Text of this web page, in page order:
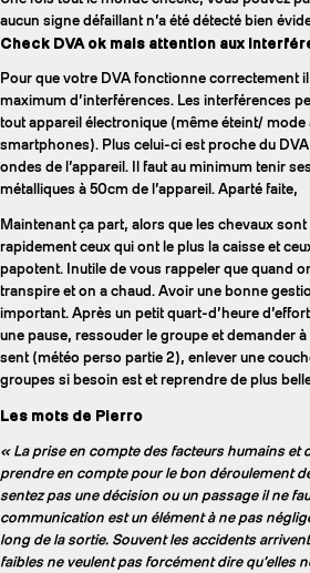
aucun signe défaillant n’a été détecté bien
Check DVA ok mais attention aux
Pour que votre DVA fonctionne correctement
maximum d’interférences. Les interférences
tout appareil électronique (même éteint/ mode
smartphones). Plus celui-ci est proche du
ondes de l’appareil. Il faut au minimum tenir
métalliques à 50cm de l’appareil. Aparté faite,
Maintenant ça part, alors que les chevaux
rapidement ceux qui ont le plus la caisse et
papotent. Inutile de vous rappeler que quand
transpire et on a chaud. Avoir une bonne
important. Après un petit quart-d’heure
une pause, ressouder le groupe et demander
sent (météo perso partie 2), enlever une
groupes si besoin est et reprendre de plus
Les mots de Pierro
« La prise en compte des facteurs humains et
prendre en compte pour le bon déroulement
sentez pas une décision ou un passage il ne
communication est un élément à ne pas
long de la sortie. Souvent les accidents
faibles ne veulent pas forcément dire qu’elles